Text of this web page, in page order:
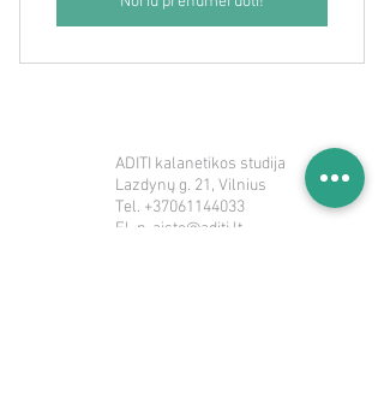
ADITI kalanetikos studija
Lazdynų g. 21, Vilnius
Tel. +37061144033
El. p. aiste@aditi.lt